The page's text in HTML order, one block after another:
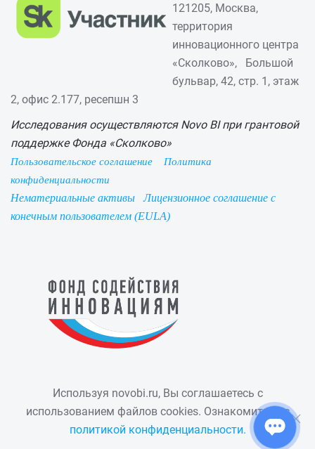
Используя novobi.ru, Вы соглашаетесь с
использованием файлов cookies. Ознакомиться с
политикой конфиденциальности.
121205, Москва,
территория
инновационного центра
«Сколково», Большой
бульвар, 42, стр. 1, этаж
2, офис 2.177, ресепшн 3
Исследования осуществляются Novo BI при грантовой
поддержке Фонда «Сколково»
Пользовательское соглашение
Политика
конфиденциальности
Нематериальные активы
Лицензионное соглашение с
конечным пользователем (EULA)